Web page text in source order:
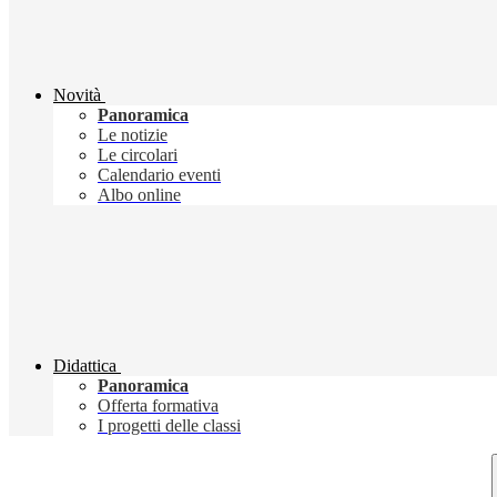
Novità
Panoramica
Le notizie
Le circolari
Calendario eventi
Albo online
Didattica
Panoramica
Offerta formativa
I progetti delle classi